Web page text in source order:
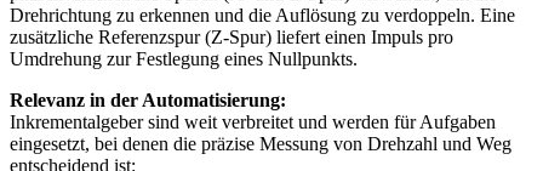
Drehrichtung zu erkennen und die Auflösung zu verdoppeln. Eine
zusätzliche Referenzspur (Z-Spur) liefert einen Impuls pro
Umdrehung zur Festlegung eines Nullpunkts.
Relevanz in der Automatisierung:
Inkrementalgeber sind weit verbreitet und werden für Aufgaben
eingesetzt, bei denen die präzise Messung von Drehzahl und Weg
entscheidend ist: